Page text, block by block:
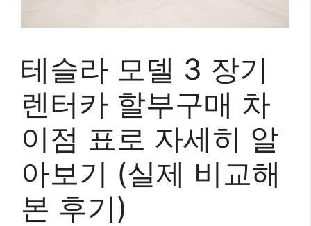
테슬라 모델 3 장기
렌터카 할부구매 차
이점 표로 자세히 알
아보기 (실제 비교해
본 후기)